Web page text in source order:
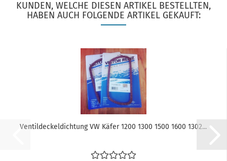
KUNDEN, WELCHE DIESEN ARTIKEL BESTELLTEN,
HABEN AUCH FOLGENDE ARTIKEL GEKAUFT:
Ventildeckeldichtung VW Käfer 1200 1300 1500 1600 1302...